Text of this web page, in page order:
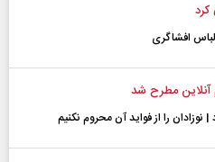
لباس افشاگری
آنلاین مطرح شد
نوزادان را از فواید آن محروم نکنیم